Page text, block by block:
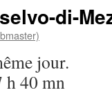
di-
jour.
h 40 mn